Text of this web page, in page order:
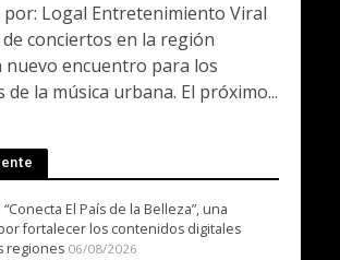
Logal Entretenimiento Viral
conciertos en la región
nuevo encuentro para los
de la música urbana. El próximo...
El País de la Belleza”, una
fortalecer los contenidos digitales
regiones 06/08/2026